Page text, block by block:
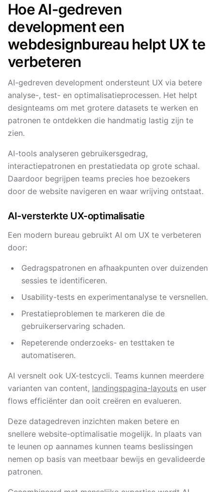
Hoe AI-gedreven
development een
webdesignbureau helpt UX te
verbeteren
AI-gedreven development ondersteunt UX via betere
analyse-, test- en optimalisatie­processen. Het helpt
designteams om met grotere datasets te werken en
patronen te ontdekken die handmatig lastig zijn te
zien.
AI-tools analyseren gebruikersgedrag,
interactiepatronen en prestatiedata op grote schaal.
Daardoor begrijpen teams precies hoe bezoekers
door de website navigeren en waar wrijving ontstaat.
AI-versterkte UX-optimalisatie
Een modern bureau gebruikt AI om UX te verbeteren
door:
Gedragspatronen en afhaakpunten over duizenden
sessies te identificeren.
Usability-tests en experiment­analyse te versnellen.
Prestatie­problemen te markeren die de
gebruikerservaring schaden.
Repeterende onderzoeks- en testtaken te
automatiseren.
AI versnelt ook UX-testcycli. Teams kunnen meerdere
varianten van content, landingspagina-layouts en user
flows efficiënter dan ooit creëren en evalueren.
Deze data­gedreven inzichten maken betere en
snellere website-optimalisatie mogelijk. In plaats van
te leunen op aannames kunnen teams beslissingen
nemen op basis van meetbaar bewijs en gevalideerde
patronen.